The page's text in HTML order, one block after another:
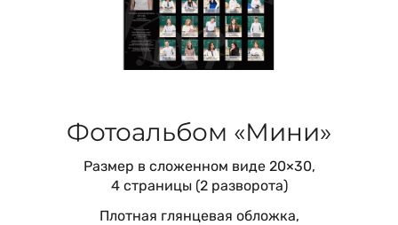
Фотоальбом «Мини»
Размер в сложенном виде 20×30,
4 страницы (2 разворота)
Плотная глянцевая обложка,